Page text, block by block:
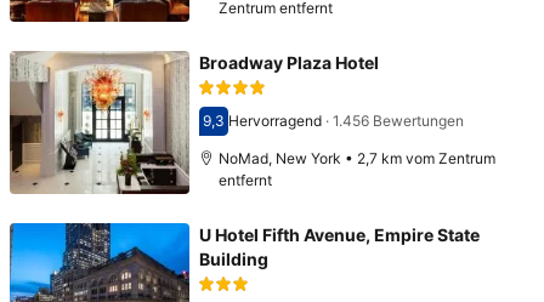
Zentrum entfernt
Broadway Plaza Hotel
Bewertet mit 9,3
9,3 Hervorragend· 1.456 Bewertungen
NoMad, New York • 2,7 km vom Zentrum
entfernt
U Hotel Fifth Avenue, Empire State
Building